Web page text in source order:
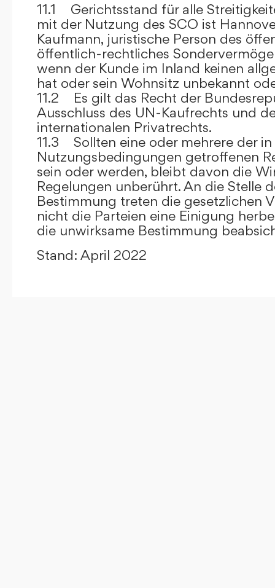
11.1 Gerichtsstand für alle
mit der Nutzung des SCO ist
Kaufmann, juristische Person des
öffentlich-rechtliches
wenn der Kunde im Inland keinen
hat oder sein Wohnsitz unbekannt
11.2 Es gilt das Recht der
Ausschluss des UN-Kaufrechts und
internationalen Privatrechts.
11.3 Sollten eine oder mehrere der in
Nutzungsbedingungen getroffenen
sein oder werden, bleibt davon die
Regelungen unberührt. An die Stelle
Bestimmung treten die gesetzlichen
nicht die Parteien eine Einigung
die unwirksame Bestimmung
Stand: April 2022